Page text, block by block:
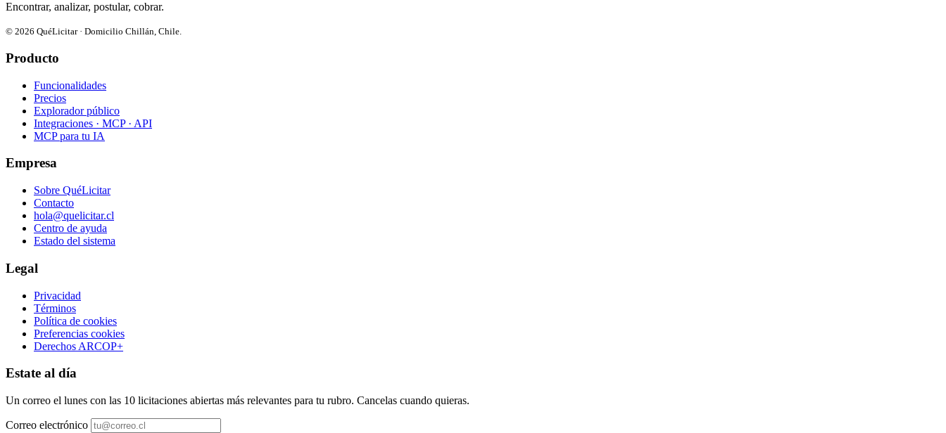
Encontrar, analizar, postular, cobrar.
© 2026 QuéLicitar · Domicilio Chillán, Chile.
Producto
Funcionalidades
Precios
Explorador público
Integraciones · MCP · API
MCP para tu IA
Empresa
Sobre QuéLicitar
Contacto
hola@quelicitar.cl
Centro de ayuda
Estado del sistema
Legal
Privacidad
Términos
Política de cookies
Preferencias cookies
Derechos ARCOP+
Estate al día
Un correo el lunes con las 10 licitaciones abiertas más relevantes para tu rubro. Cancelas cuando quieras.
Correo electrónico